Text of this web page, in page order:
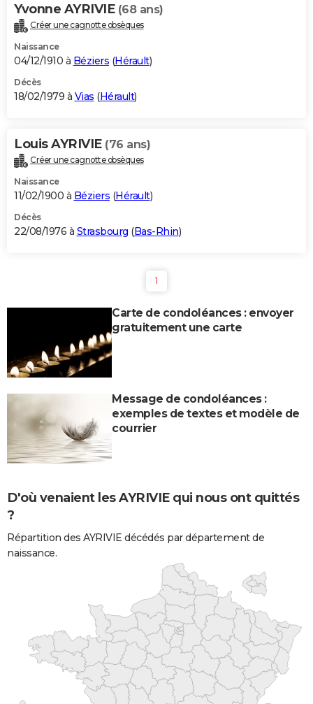
Yvonne AYRIVIE (68 ans)
Créer une cagnotte obsèques
Naissance
04/12/1910 à Béziers (Hérault)
Décès
18/02/1979 à Vias (Hérault)
Louis AYRIVIE (76 ans)
Créer une cagnotte obsèques
Naissance
11/02/1900 à Béziers (Hérault)
Décès
22/08/1976 à Strasbourg (Bas-Rhin)
1
Carte de condoléances : envoyer
gratuitement une carte
Message de condoléances :
exemples de textes et modèle de
courrier
D'où venaient les AYRIVIE qui nous ont quittés
?
Répartition des AYRIVIE décédés par département de
naissance.